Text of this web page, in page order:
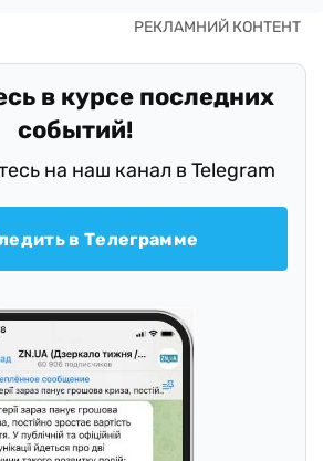
в курсе последних
событий!
на наш канал в Telegram
в Телеграмме